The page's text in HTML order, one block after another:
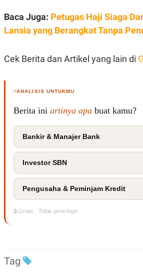
Baca Juga: Petugas Haji Siaga
Lansia yang Berangkat Tanpa
Cek Berita dan Artikel yang lain di
ANALISIS UNTUKMU
Berita ini artinya apa buat kamu?
Bankir & Manajer Bank
Investor SBN
Pengusaha & Peminjam Kredit
🔒 Gratis · Tidak perlu login
Tag